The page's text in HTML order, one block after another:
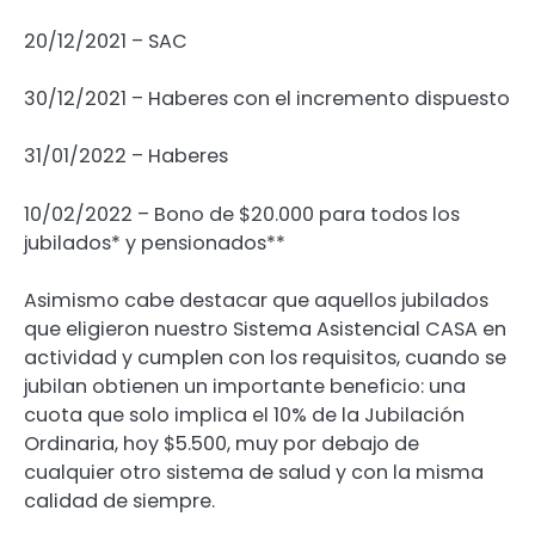
20/12/2021 – SAC
30/12/2021 – Haberes con el incremento dispuesto
31/01/2022 – Haberes
10/02/2022 – Bono de $20.000 para todos los
jubilados* y pensionados**
Asimismo cabe destacar que aquellos jubilados
que eligieron nuestro Sistema Asistencial CASA en
actividad y cumplen con los requisitos, cuando se
jubilan obtienen un importante beneficio: una
cuota que solo implica el 10% de la Jubilación
Ordinaria, hoy $5.500, muy por debajo de
cualquier otro sistema de salud y con la misma
calidad de siempre.